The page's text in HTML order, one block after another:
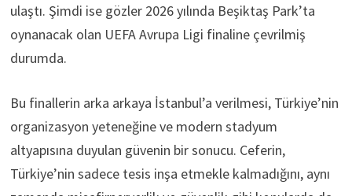
ulaştı. Şimdi ise gözler 2026 yılında Beşiktaş Park’ta
oynanacak olan UEFA Avrupa Ligi finaline çevrilmiş
durumda.
Bu finallerin arka arkaya İstanbul’a verilmesi, Türkiye’nin
organizasyon yeteneğine ve modern stadyum
altyapısına duyulan güvenin bir sonucu. Ceferin,
Türkiye’nin sadece tesis inşa etmekle kalmadığını, aynı